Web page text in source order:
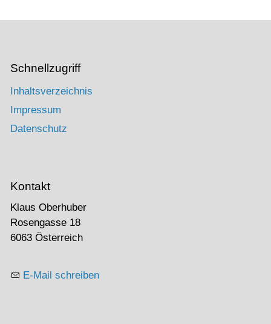
Schnellzugriff
Inhaltsverzeichnis
Impressum
Datenschutz
Kontakt
Klaus Oberhuber
Rosengasse 18
6063 Österreich
E-Mail schreiben